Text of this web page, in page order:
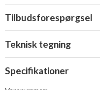
Tilbudsforespørgsel
Teknisk tegning
Specifikationer